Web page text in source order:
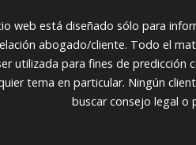
web está diseñado sólo para
abogado/cliente. Todo el
utilizada para fines de predicción
tema en particular. Ningún
buscar consejo legal o